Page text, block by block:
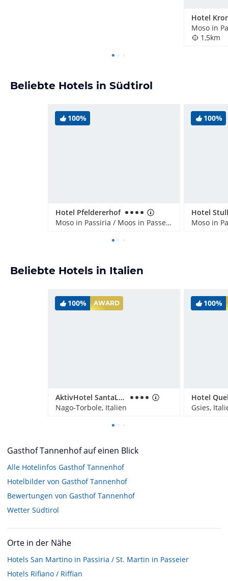
Hotel
1,5km
Beliebte Hotels in Südtirol
100%
Hotel Pfeldererhof
Moso in Passiria / Moos in Passeier, Italien
100%
Hotel
Beliebte Hotels in Italien
100% AWARD
AktivHotel SantaLucia
Nago-Torbole, Italien
100%
Gsies,
Gasthof Tannenhof auf einen Blick
Alle Hotelinfos Gasthof Tannenhof
Hotelbilder von Gasthof Tannenhof
Bewertungen von Gasthof Tannenhof
Wetter Südtirol
Orte in der Nähe
Hotels San Martino in Passiria / St. Martin in Passeier
Hotels Rifiano / Riffian